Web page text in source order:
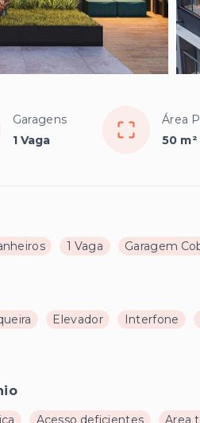
Garagens
1 Vaga
Área
50 m²
1 Vaga Garagem
Elevador Interfone
Acesso deficientes Area